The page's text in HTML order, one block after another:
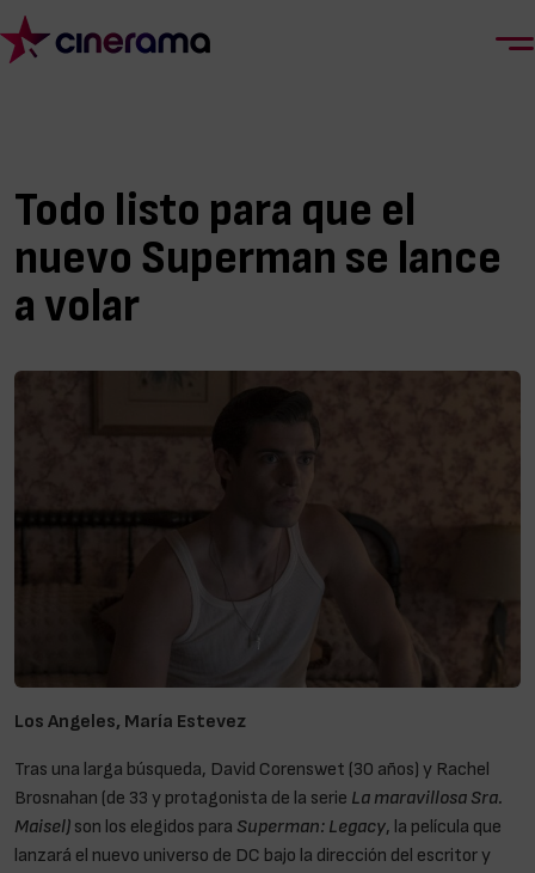
Todo listo para que el
nuevo Superman se lance
a volar
Los Angeles, María Estevez
Tras una larga búsqueda, David Corenswet (30 años) y Rachel
Brosnahan (de 33 y protagonista de la serie La maravillosa Sra.
Maisel) son los elegidos para Superman: Legacy, la película que
lanzará el nuevo universo de DC bajo la dirección del escritor y